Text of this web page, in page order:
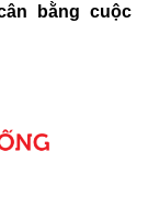
bằng cuộc